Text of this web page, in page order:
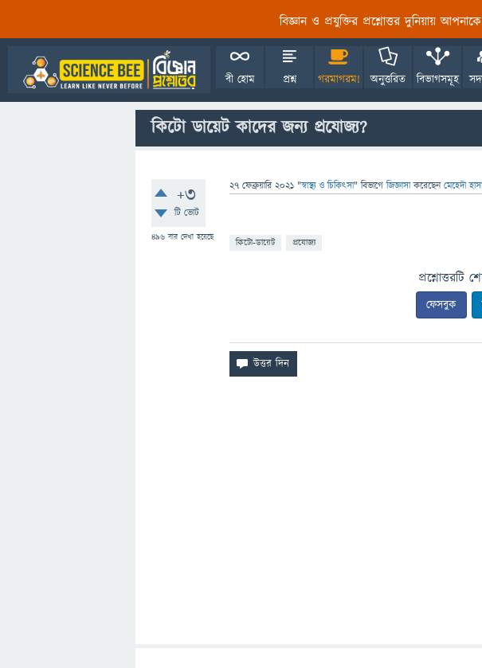
বিজ্ঞান ও প্রযুক্তির প্রশ্নোত্তর দুনিয়ায়
বী হোম প্রশ্ন গরমাগরম! অনুত্তরিত বিভাগসমূহ
কিটো ডায়েট কাদের জন্য প্রযোজ্য?
+3
টি ভোট
496 বার দেখা হয়েছে
27 ফেব্রুয়ারি 2021 "স্বাস্থ্য ও চিকিৎসা" বিভাগে জিজ্ঞাসাকরেছেনমেহেদী
কিটো-ডায়েট প্রযোজ্য
প্রশ্নোত্তরটি
ফেসবুক